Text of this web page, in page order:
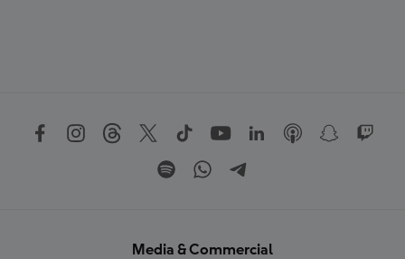
Media & Commercial